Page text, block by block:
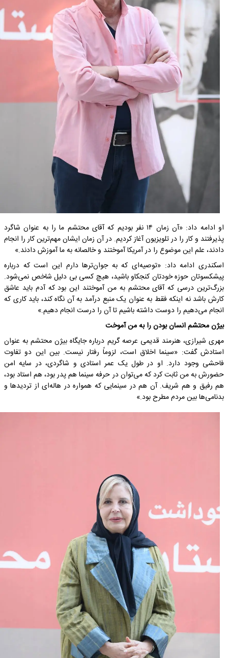
او ادامه داد: «آن زمان ۱۴ نفر بودیم که آقای محتشم ما را به عنوان شاگرد
پذیرفتند و کار را در تلویزیون آغاز کردیم. در آن زمان ایشان مهم‌ترین کار را انجام
دادند، علم این موضوع را در آمریکا آموختند و خالصانه به ما آموزش دادند.»
اسکندری ادامه داد: «توصیه‌ای که به جوان‌ترها دارم این است که درباره
پیشکسوتان حوزه خودتان کنجکاو باشید، هیچ کسی بی دلیل شاخص نمی‌شود.
بزرگ‌ترین درسی که آقای محتشم به من آموختند این بود که آدم باید عاشق
کارش باشد نه اینکه فقط به عنوان یک منبع درآمد به آن نگاه کند، باید کاری که
انجام می‌دهیم را دوست داشته باشیم تا آن را درست انجام دهیم.»
بیژن محتشم انسان بودن را به من آموخت
مهری شیرازی، هنرمند قدیمی عرصه گریم درباره جایگاه بیژن محتشم به عنوان
استادش گفت: «سینما اخلاق است، لزوماً رفتار نیست. بین این دو تفاوت
فاحشی وجود دارد. او در طول یک عمر استادی و شاگردی، در سایه امن
حضورش به من ثابت کرد که می‌توان در حرفه سینما هم پدر بود، هم استاد بود،
هم رفیق و هم شریف. آن هم در سینمایی که همواره در هاله‌ای از تردیدها و
بدنامی‌ها بین مردم مطرح بود.»